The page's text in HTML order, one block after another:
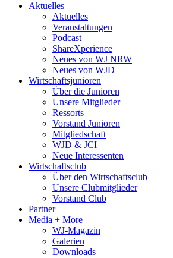
Aktuelles
Aktuelles
Veranstaltungen
Podcast
ShareXperience
Neues von WJ NRW
Neues von WJD
Wirtschaftsjunioren
Über die Junioren
Unsere Mitglieder
Ressorts
Vorstand Junioren
Mitgliedschaft
WJD & JCI
Neue Interessenten
Wirtschaftsclub
Über den Wirtschaftsclub
Unsere Clubmitglieder
Vorstand Club
Partner
Media + More
WJ-Magazin
Galerien
Downloads